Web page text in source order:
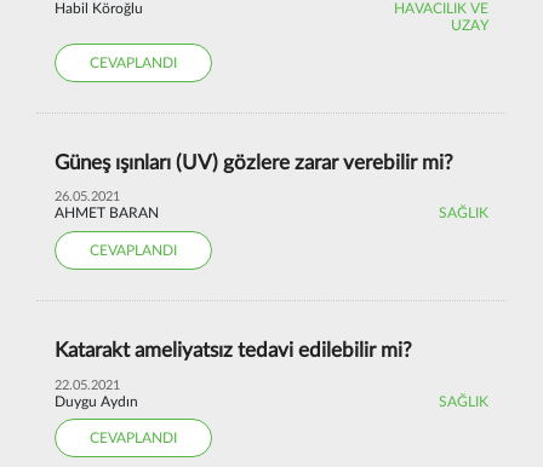
Habil Köroğlu
HAVACILIK VE
UZAY
CEVAPLANDI
Güneş ışınları (UV) gözlere zarar verebilir mi?
26.05.2021
AHMET BARAN SAĞLIK
CEVAPLANDI
Katarakt ameliyatsız tedavi edilebilir mi?
22.05.2021
Duygu Aydın SAĞLIK
CEVAPLANDI